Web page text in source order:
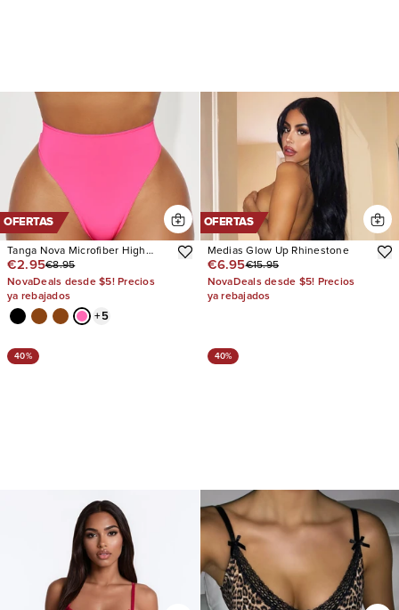
OFERTAS
Tanga Nova Microfiber High
Waist
€2.95€8.95
NovaDeals desde $5! Precios
ya rebajados
+5
OFERTAS
Medias Glow Up Rhinestone
€6.95€15.95
NovaDeals desde $5! Precios
ya rebajados
40% 40%